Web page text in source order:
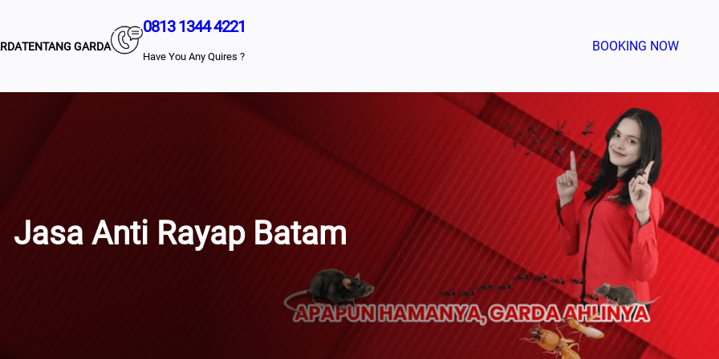
TENTANG GARDA
0813 1344 4221
Have You Any Quires ?
BOOKING NOW
Jasa Anti Rayap Batam